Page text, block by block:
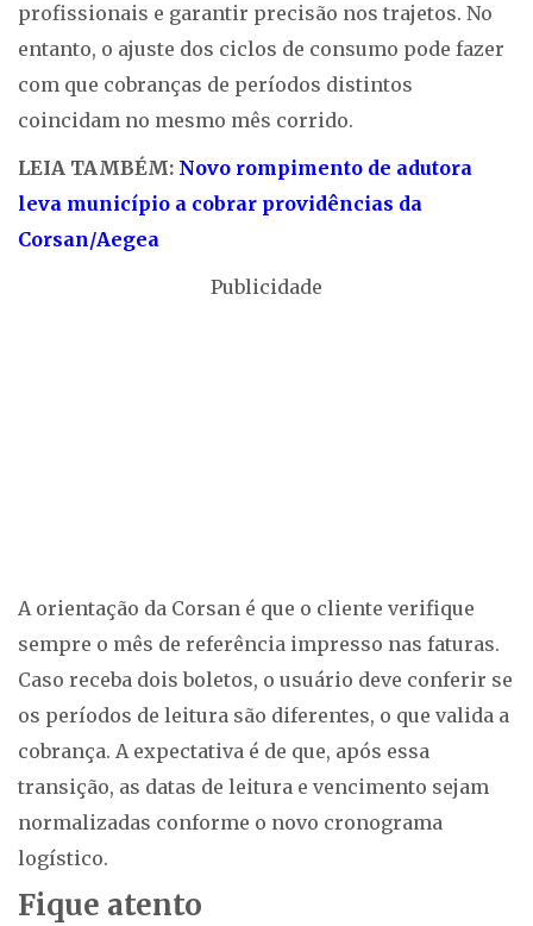
profissionais e garantir precisão nos trajetos. No
entanto, o ajuste dos ciclos de consumo pode fazer
com que cobranças de períodos distintos
coincidam no mesmo mês corrido.
LEIA TAMBÉM: Novo rompimento de adutora
leva município a cobrar providências da
Corsan/Aegea
Publicidade
A orientação da Corsan é que o cliente verifique
sempre o mês de referência impresso nas faturas.
Caso receba dois boletos, o usuário deve conferir se
os períodos de leitura são diferentes, o que valida a
cobrança. A expectativa é de que, após essa
transição, as datas de leitura e vencimento sejam
normalizadas conforme o novo cronograma
logístico.
Fique atento